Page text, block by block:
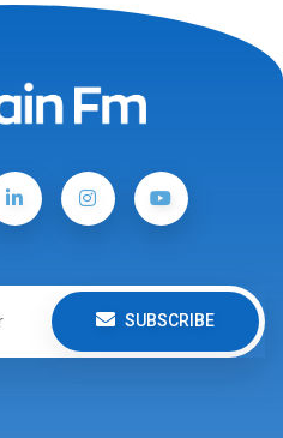
SUBSCRIBE